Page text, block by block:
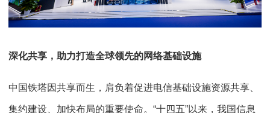
深化共享， 助力打造全球领先的网络基础设施
中国铁塔因共享而生，肩负着促进电信基础设施资源共享、
集约建设、加快布局的重要使命。“十四五”以来，我国信息